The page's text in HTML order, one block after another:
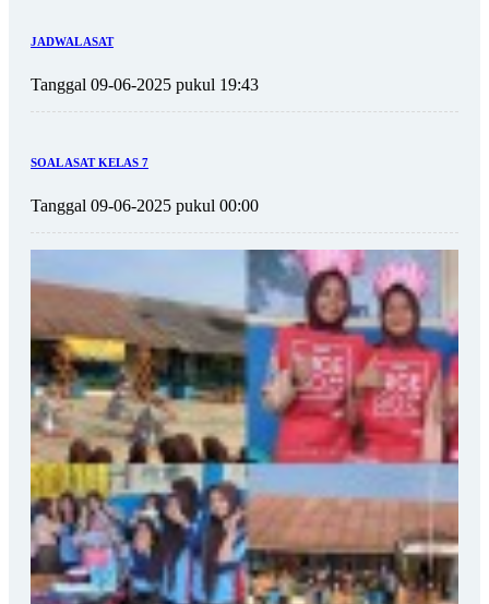
JADWAL ASAT
Tanggal 09-06-2025 pukul 19:43
SOAL ASAT KELAS 7
Tanggal 09-06-2025 pukul 00:00